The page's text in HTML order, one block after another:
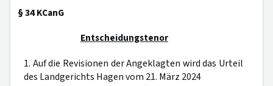
§ 34 KCanG
Entscheidungstenor
1. Auf die Revisionen der Angeklagten wird das Urteil
des Landgerichts Hagen vom 21. März 2024